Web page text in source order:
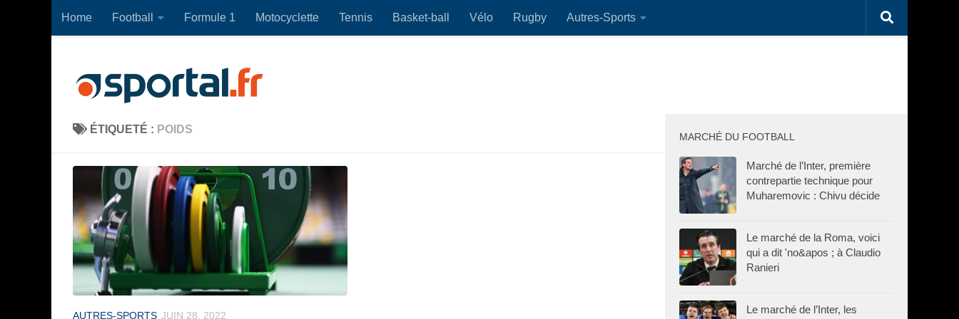
Skip to content
Home Football Formule 1 Motocyclette Tennis Basket-ball Vélo Rugby Autres-Sports
ÉTIQUETÉ : POIDS
AUTRES-SPORTS JUIN 28, 2022
MARCHÉ DU FOOTBALL
Marché de l’Inter, première
contrepartie technique pour
Muharemovic : Chivu décide
Le marché de la Roma, voici
qui a dit 'no&apos ; à Claudio
Ranieri
Le marché de l’Inter, les